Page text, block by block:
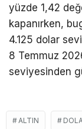
yüzde 1,42
kapanırken,
4.125 dolar
8 Temmuz
seviyesinden
ALTIN